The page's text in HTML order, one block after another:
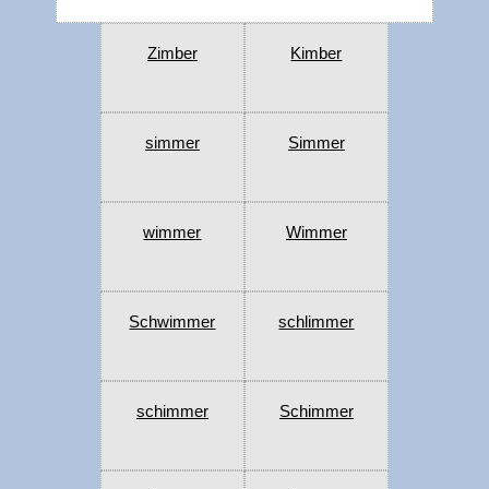
Zimber Kimber
simmer Simmer
wimmer Wimmer
Schwimmer schlimmer
schimmer Schimmer